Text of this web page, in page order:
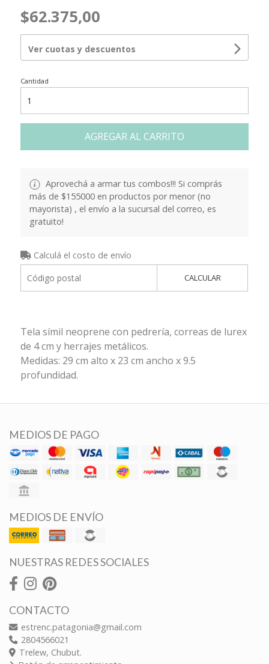
$62.375,00
Ver cuotas y descuentos
Cantidad
AGREGAR AL CARRITO
Aprovechá a armar tus combos!!! Si comprás
más de $155000 en productos por menor (no
mayorista) , el envío a la sucursal del correo, es
gratuito!
Calculá el costo de envío
CALCULAR
Tela símil neoprene con pedrería, correas de lurex
de 4 cm y herrajes metálicos.
Medidas: 29 cm alto x 23 cm ancho x 9.5
profundidad.
MEDIOS DE PAGO
MEDIOS DE ENVÍO
NUESTRAS REDES SOCIALES
CONTACTO
estrenc.patagonia@gmail.com
2804566021
Trelew, Chubut.